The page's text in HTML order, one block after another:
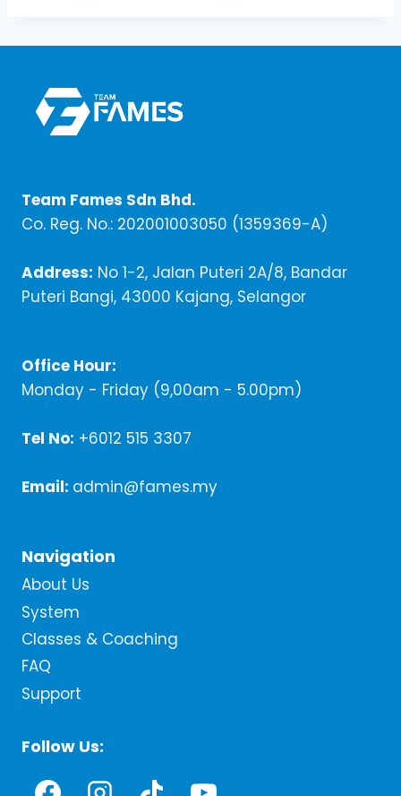
Team Fames Sdn Bhd.
Co. Reg. No.: 202001003050 (1359369-A)
Address: No 1-2, Jalan Puteri 2A/8, Bandar
Puteri Bangi, 43000 Kajang, Selangor
Office Hour:
Monday - Friday (9,00am - 5.00pm)
Tel No: +6012 515 3307
Email: admin@fames.my
Navigation
About Us
System
Classes & Coaching
FAQ
Support
Follow Us: